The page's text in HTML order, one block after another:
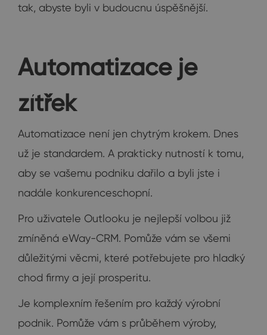
tak, abyste byli v budoucnu úspěšnější.
Automatizace je
zítřek
Automatizace není jen chytrým krokem. Dnes
už je standardem. A prakticky nutností k tomu,
aby se vašemu podniku dařilo a byli jste i
nadále konkurenceschopní.
Pro uživatele Outlooku je nejlepší volbou již
zmíněná eWay-CRM. Pomůže vám se všemi
důležitými věcmi, které potřebujete pro hladký
chod firmy a její prosperitu.
Je komplexním řešením pro každý výrobní
podnik. Pomůže vám s průběhem výroby,